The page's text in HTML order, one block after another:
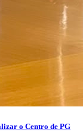
o Centro de PG